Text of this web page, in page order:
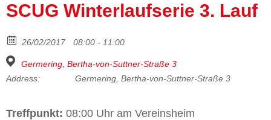
SCUG Winterlaufserie 3. Lauf
26/02/2017 08:00 - 11:00
Germering, Bertha-von-Suttner-Straße 3
Address:
Germering, Bertha-von-Suttner-Straße 3
Treffpunkt: 08:00 Uhr am Vereinsheim